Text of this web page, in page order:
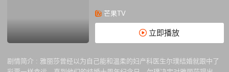
芒果TV
立即播放
剧情简介 : 雅丽莎曾经以为自己能和温柔的妇产科医生尔璞结婚就跟中了